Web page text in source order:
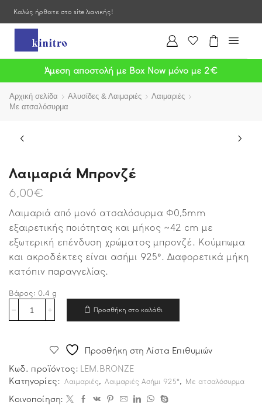
Καλώς ήρθατε στο site λιανικής!
Άμεση αποστολή με Box Now μόνο με 2€
Αρχική σελίδα Αλυσίδες & Λαιμαριές
Λαιμαριές
Με ατσαλόσυρμα
Λαιμαριά Μπρονζέ
6,00€
Λαιμαριά από μονό ατσαλόσυρμα Φ0,5mm
εξαιρετικής ποιότητας και μήκος ~42 cm με
εξωτερική επένδυση χρώματος μπρονζέ. Κούμπωμα
και ακροδέκτες είναι ασήμι 925°. Διαφορετικά μήκη
κατόπιν παραγγελίας.
Βάρος: 0.4 g
Προσθήκη στο καλάθι
Προσθήκη στη Λίστα Επιθυμιών
Κωδ. προϊόντος: LEM.BRONZE
Κατηγορίες: Λαιμαριές, Λαιμαριές Ασήμι 925°, Με ατσαλόσυρμα
Κοινοποίηση: